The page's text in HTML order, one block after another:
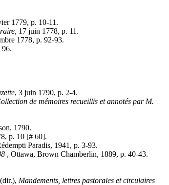
1779, p. 10-11.
, 17 juin 1778, p. 11.
1778, p. 92-93.
96.
, 3 juin 1790, p. 2-4.
de mémoires recueillis et annotés par M.
1790.
p. 10 [# 60].
Paradis, 1941, p. 3-93.
, Ottawa, Brown Chamberlin, 1889, p. 40-43.
Mandements, lettres pastorales et circulaires